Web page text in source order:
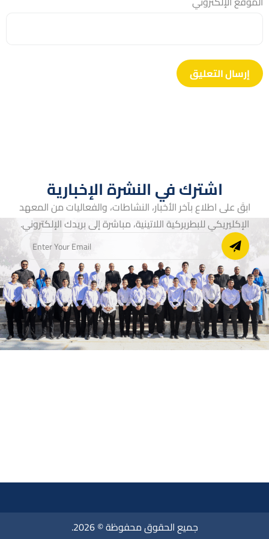
اشترك في النشرة الإخبارية
ابقَ على اطلاع بآخر الأخبار، النشاطات، والفعاليات من المعهد
الإكليريكي للبطريركية اللاتينية، مباشرة إلى بريدك الإلكتروني.
جميع الحقوق محفوظة © 2026.